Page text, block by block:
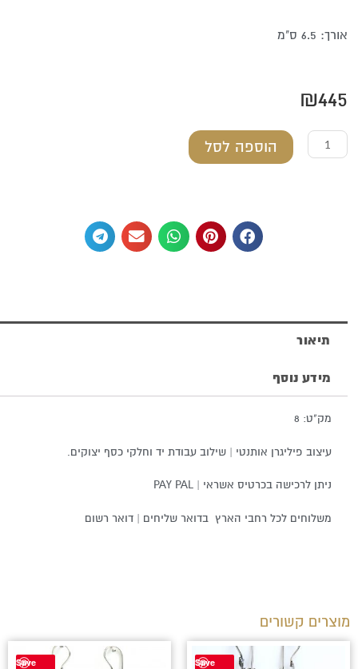
אורך: 6.5 ס"מ
₪445
הוספה לסל
תיאור
מידע נוסף
מק"ט: 8
עיצוב פיליגרן אותנטי | שילוב עבודת יד וחלקי כסף יצוקים.
ניתן לרכישה בכרטיס אשראי | PAY PAL
משלוחים לכל רחבי הארץ בדואר שליחים | דואר רשום
מוצרים קשורים
Save
למוצר
Save
למוצר